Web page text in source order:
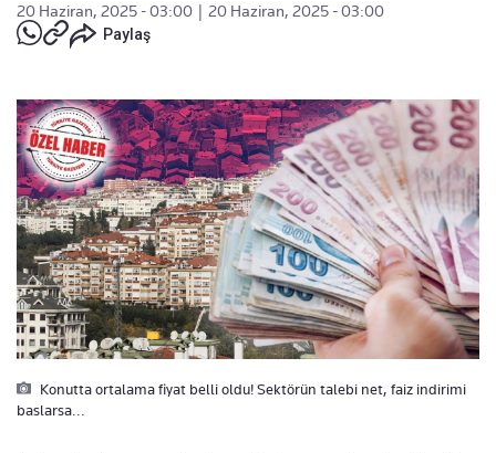
20 Haziran, 2025 - 03:00
20 Haziran, 2025 - 03:00
Paylaş
Konutta ortalama fiyat belli oldu! Sektörün talebi net, faiz indirimi
baslarsa...